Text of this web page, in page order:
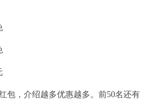
包，介绍越多优惠越多。前50名还有